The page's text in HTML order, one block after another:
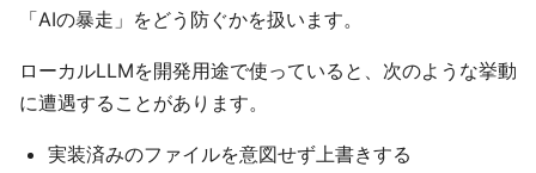
「AIの暴走」をどう防ぐかを扱います。
ローカルLLMを開発用途で使っていると、次のような挙動
に遭遇することがあります。
実装済みのファイルを意図せず上書きする